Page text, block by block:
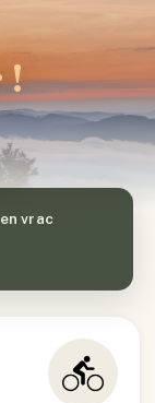
!
vrac